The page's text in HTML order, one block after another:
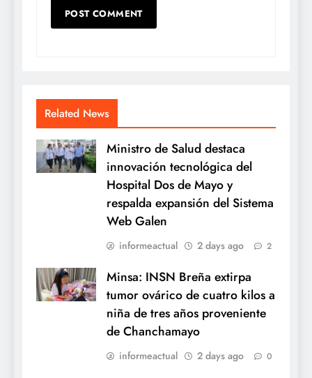
Related News
Ministro de Salud destaca
innovación tecnológica del
Hospital Dos de Mayo y
respalda expansión del Sistema
Web Galen
informeactual 2 days ago 2
Minsa: INSN Breña extirpa
tumor ovárico de cuatro kilos a
niña de tres años proveniente
de Chanchamayo
informeactual 2 days ago 0